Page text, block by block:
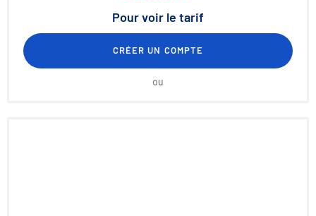
Pour voir le tarif
CRÉER UN COMPTE
ou